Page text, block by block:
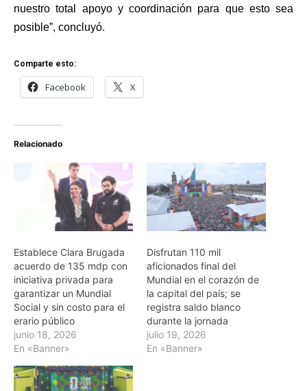
nuestro total apoyo y coordinación para que esto sea
posible”, concluyó.
Comparte esto:
Facebook X
Relacionado
Establece Clara Brugada
acuerdo de 135 mdp con
iniciativa privada para
garantizar un Mundial
Social y sin costo para el
erario público
junio 18, 2026
En «Banner»
Disfrutan 110 mil
aficionados final del
Mundial en el corazón de
la capital del país; se
registra saldo blanco
durante la jornada
julio 19, 2026
En «Banner»